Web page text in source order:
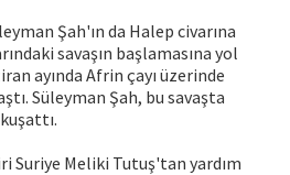
Şah'ın da Halep civarına
savaşın başlamasına yol
ayında Afrin çayı üzerinde
Süleyman Şah, bu savaşta
Suriye Meliki Tutuş'tan yardım